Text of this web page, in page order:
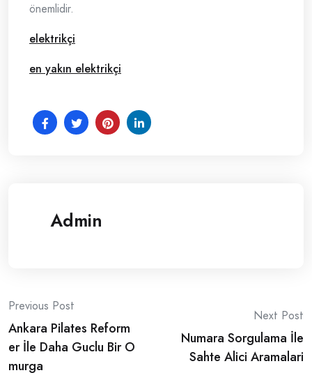
önemlidir.
elektrikçi
en yakın elektrikçi
Admin
Post
navigation
Previous Post
Ankara Pilates Reform
er İle Daha Guclu Bir O
murga
Next Post
Numara Sorgulama İle
Sahte Alici Aramalari